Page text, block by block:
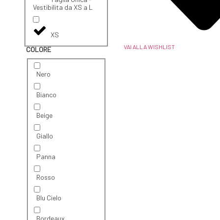
Vestibilita da XS a L
XS
COLORE
Nero
Bianco
Beige
Giallo
Panna
Rosso
Blu Cielo
VAI ALLA WISHLIST